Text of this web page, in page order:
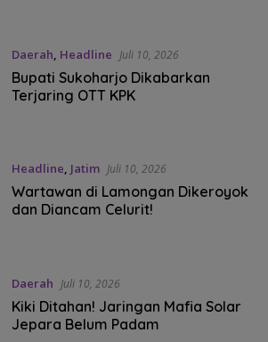
Daerah, Headline Juli 10, 2026
Bupati Sukoharjo Dikabarkan
Terjaring OTT KPK
Headline, Jatim Juli 10, 2026
Wartawan di Lamongan Dikeroyok
dan Diancam Celurit!
Daerah Juli 10, 2026
Kiki Ditahan! Jaringan Mafia Solar
Jepara Belum Padam